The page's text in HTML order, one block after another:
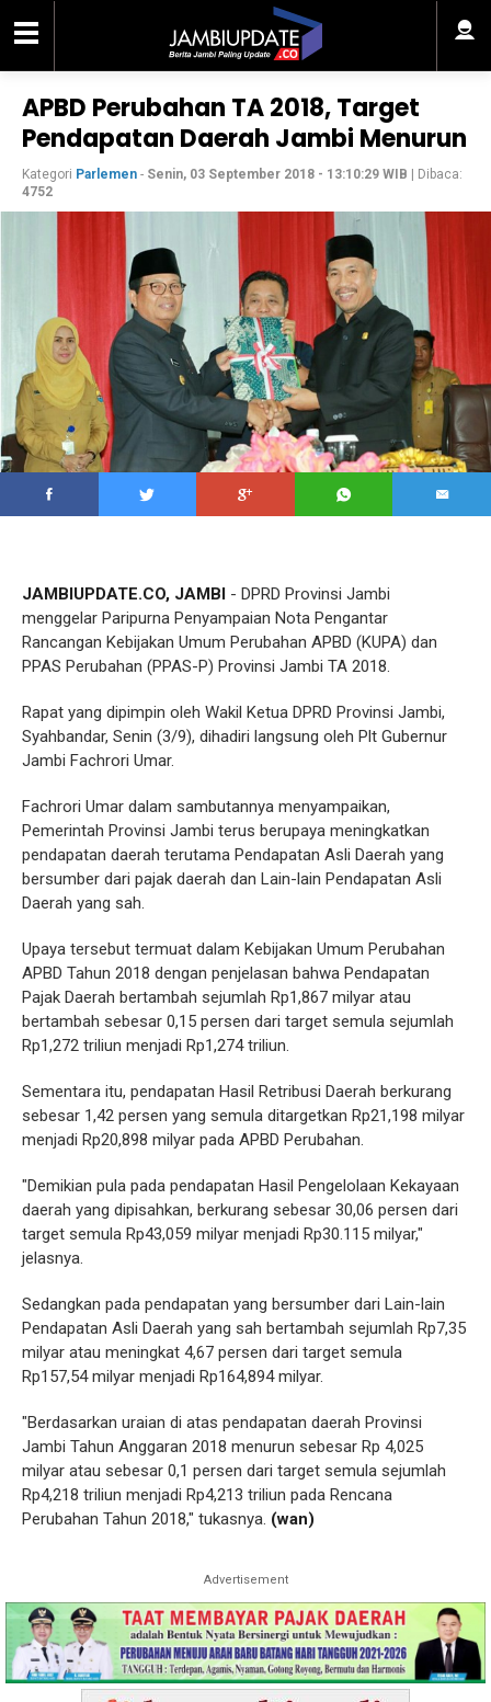
APBD Perubahan TA 2018, Target
Pendapatan Daerah Jambi Menurun
Kategori Parlemen - Senin, 03 September 2018 - 13:10:29 WIB | Dibaca:
4752
JAMBIUPDATE.CO, JAMBI - DPRD Provinsi Jambi
menggelar Paripurna Penyampaian Nota Pengantar
Rancangan Kebijakan Umum Perubahan APBD (KUPA) dan
PPAS Perubahan (PPAS-P) Provinsi Jambi TA 2018.
Rapat yang dipimpin oleh Wakil Ketua DPRD Provinsi Jambi,
Syahbandar, Senin (3/9), dihadiri langsung oleh Plt Gubernur
Jambi Fachrori Umar.
Fachrori Umar dalam sambutannya menyampaikan,
Pemerintah Provinsi Jambi terus berupaya meningkatkan
pendapatan daerah terutama Pendapatan Asli Daerah yang
bersumber dari pajak daerah dan Lain-lain Pendapatan Asli
Daerah yang sah.
Upaya tersebut termuat dalam Kebijakan Umum Perubahan
APBD Tahun 2018 dengan penjelasan bahwa Pendapatan
Pajak Daerah bertambah sejumlah Rp1,867 milyar atau
bertambah sebesar 0,15 persen dari target semula sejumlah
Rp1,272 triliun menjadi Rp1,274 triliun.
Sementara itu, pendapatan Hasil Retribusi Daerah berkurang
sebesar 1,42 persen yang semula ditargetkan Rp21,198 milyar
menjadi Rp20,898 milyar pada APBD Perubahan.
"Demikian pula pada pendapatan Hasil Pengelolaan Kekayaan
daerah yang dipisahkan, berkurang sebesar 30,06 persen dari
target semula Rp43,059 milyar menjadi Rp30.115 milyar,"
jelasnya.
Sedangkan pada pendapatan yang bersumber dari Lain-lain
Pendapatan Asli Daerah yang sah bertambah sejumlah Rp7,35
milyar atau meningkat 4,67 persen dari target semula
Rp157,54 milyar menjadi Rp164,894 milyar.
"Berdasarkan uraian di atas pendapatan daerah Provinsi
Jambi Tahun Anggaran 2018 menurun sebesar Rp 4,025
milyar atau sebesar 0,1 persen dari target semula sejumlah
Rp4,218 triliun menjadi Rp4,213 triliun pada Rencana
Perubahan Tahun 2018," tukasnya. (wan)
Advertisement